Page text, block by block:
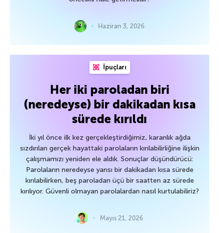
Haziran 3, 2026
İpuçları
Her iki paroladan biri
(neredeyse) bir dakikadan kısa
sürede kırıldı
İki yıl önce ilk kez gerçekleştirdiğimiz, karanlık ağda
sızdırılan gerçek hayattaki parolaların kırılabilirliğine ilişkin
çalışmamızı yeniden ele aldık. Sonuçlar düşündürücü:
Parolaların neredeyse yarısı bir dakikadan kısa sürede
kırılabilirken, beş paroladan üçü bir saatten az sürede
kırılıyor. Güvenli olmayan parolalardan nasıl kurtulabiliriz?
Mayıs 21, 2026